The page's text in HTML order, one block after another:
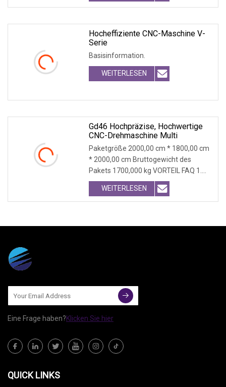
Hocheffiziente CNC-Maschine V-
Serie
Basisinformation.
WEITERLESEN
Gd46 Hochpräzise, ​​hochwertige
CNC-Drehmaschine Multi
Paketgröße 2000,00 cm * 1800,00 cm
* 2000,00 cm Bruttogewicht des
Pakets 1700,000 kg VORTEIL FAQ 1.
Wie lauten die Zahl
WEITERLESEN
Eine Frage haben?Klicken Sie hier
QUICK LINKS